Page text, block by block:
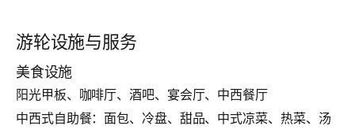
游轮设施与服务
美食设施
阳光甲板、咖啡厅、酒吧、宴会厅、中西餐厅
中西式自助餐：面包、冷盘、甜品、中式凉菜、热菜、汤